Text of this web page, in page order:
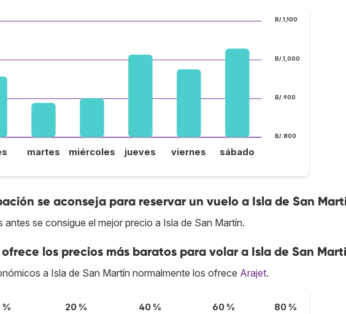
B/.800
B/.900
B/.1,000
B/.1,100
martes miércoles jueves viernes sábado
se aconseja para reservar un vuelo a Isla de San
antes se consigue el mejor precio a Isla de San Martín.
los precios más baratos para volar a Isla de San
a Isla de San Martín normalmente los ofrece Arajet.
% 20 % 40 % 60 % 80 %